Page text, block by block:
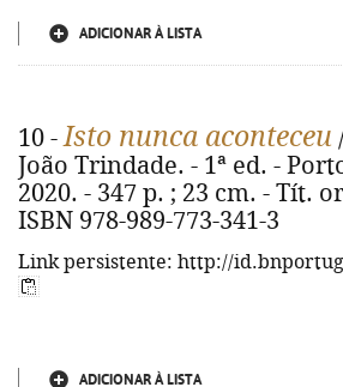
ADICIONAR À LISTA
10 -Isto nunca aconteceu
João Trindade. - 1ª ed. -
2020. - 347 p. ; 23 cm. - Tít.
ISBN 978-989-773-341-3
Link persistente: http://
ADICIONAR À LISTA